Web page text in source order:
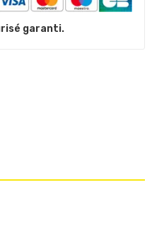
garanti.